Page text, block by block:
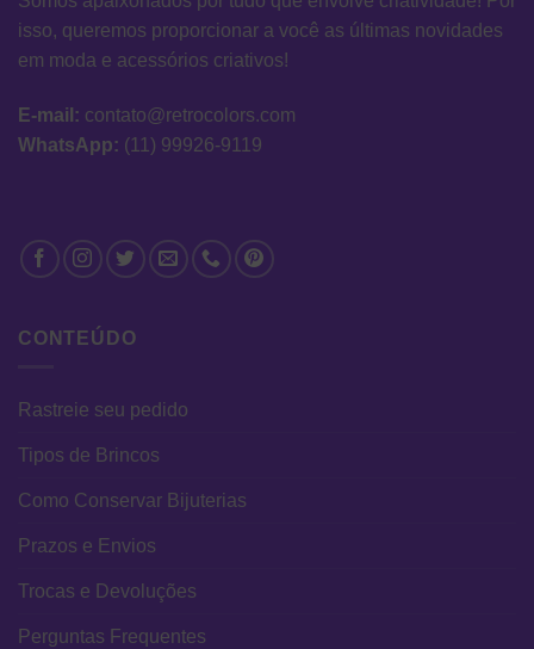
isso, queremos proporcionar a você as últimas novidades
em moda e acessórios criativos!
E-mail: contato@retrocolors.com
WhatsApp: (11) 99926-9119
CONTEÚDO
Rastreie seu pedido
Tipos de Brincos
Como Conservar Bijuterias
Prazos e Envios
Trocas e Devoluções
Perguntas Frequentes